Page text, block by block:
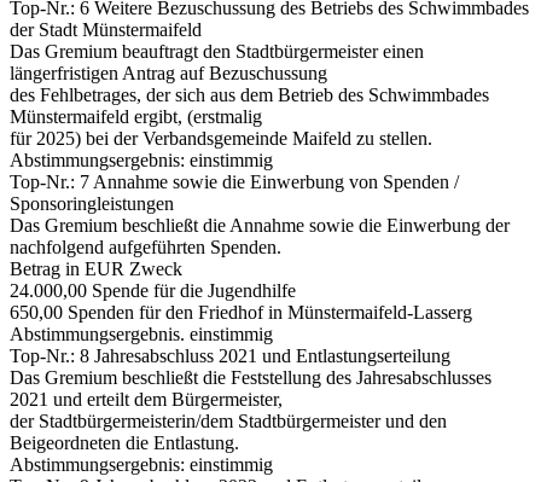
Top-Nr.: 6 Weitere Bezuschussung des Betriebs des Schwimmbades
der Stadt Münstermaifeld
Das Gremium beauftragt den Stadtbürgermeister einen
längerfristigen Antrag auf Bezuschussung
des Fehlbetrages, der sich aus dem Betrieb des Schwimmbades
Münstermaifeld ergibt, (erstmalig
für 2025) bei der Verbandsgemeinde Maifeld zu stellen.
Abstimmungsergebnis: einstimmig
Top-Nr.: 7 Annahme sowie die Einwerbung von Spenden /
Sponsoringleistungen
Das Gremium beschließt die Annahme sowie die Einwerbung der
nachfolgend aufgeführten Spenden.
Betrag in EUR Zweck
24.000,00 Spende für die Jugendhilfe
650,00 Spenden für den Friedhof in Münstermaifeld-Lasserg
Abstimmungsergebnis. einstimmig
Top-Nr.: 8 Jahresabschluss 2021 und Entlastungserteilung
Das Gremium beschließt die Feststellung des Jahresabschlusses
2021 und erteilt dem Bürgermeister,
der Stadtbürgermeisterin/dem Stadtbürgermeister und den
Beigeordneten die Entlastung.
Abstimmungsergebnis: einstimmig